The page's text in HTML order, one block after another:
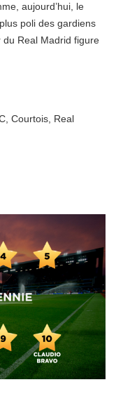
aujourd’hui, le
poli des gardiens
du Real Madrid figure
Courtois Real